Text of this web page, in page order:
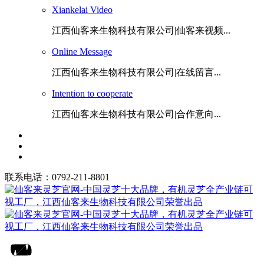
Xiankelai Video
江西仙客来生物科技有限公司|仙客来视频...
Online Message
江西仙客来生物科技有限公司|在线留言...
Intention to cooperate
江西仙客来生物科技有限公司|合作意向...
联系电话：0792-211-8801